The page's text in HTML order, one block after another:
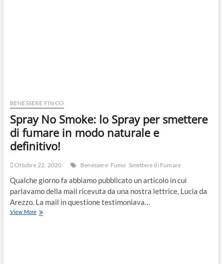
BENESSERE FISICO
Spray No Smoke: lo Spray per smettere
di fumare in modo naturale e
definitivo!
Ottobre 22, 2020 Benessere Fumo Smettere di Fumare
Qualche giorno fa abbiamo pubblicato un articolo in cui
parlavamo della mail ricevuta da una nostra lettrice, Lucia da
Arezzo. La mail in questione testimoniava…
View More